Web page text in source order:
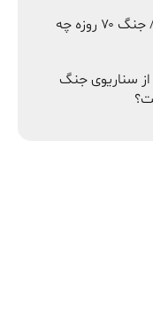
برندگان پنهان جنگ خاورمیانه / جنگ ۷۰ روزه چه
سناریوی جنگ